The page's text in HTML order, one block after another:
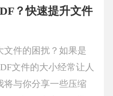
？快速提升文件
文件的困扰？如果是
文件的大小经常让人
将与你分享一些压缩